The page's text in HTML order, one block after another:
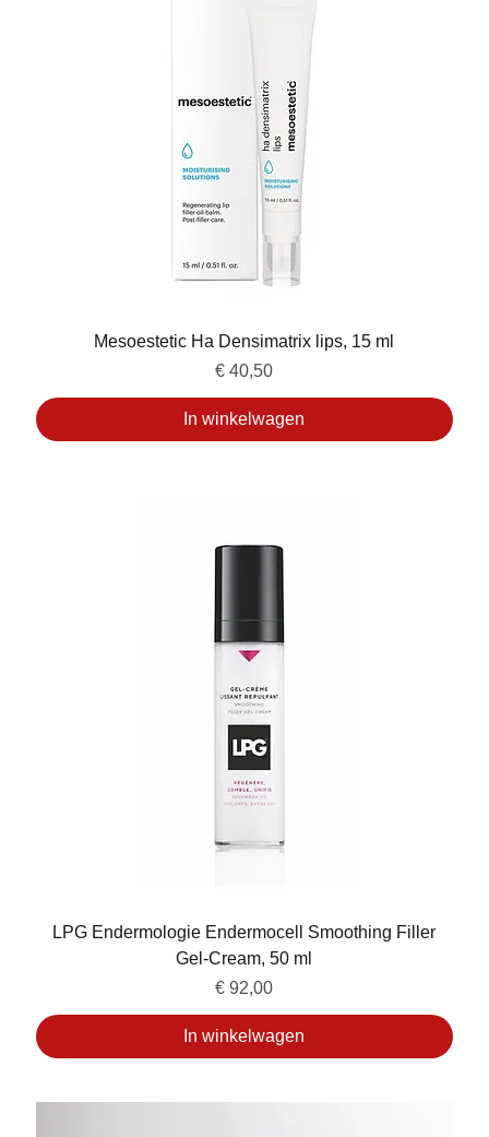
Mesoestetic Ha Densimatrix lips, 15 ml
Prijs
€ 40,50
In winkelwagen
LPG Endermologie Endermocell Smoothing Filler
Gel-Cream, 50 ml
Prijs
€ 92,00
In winkelwagen